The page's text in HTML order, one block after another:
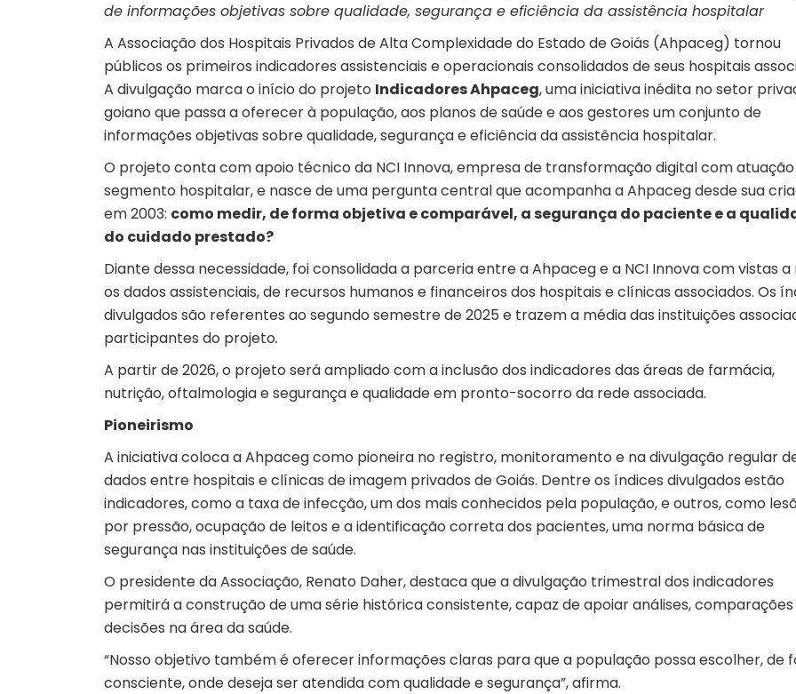
de informações objetivas sobre qualidade, segurança e eficiência da assistência hospitalar
A Associação dos Hospitais Privados de Alta Complexidade do Estado de Goiás (Ahpaceg) tornou
públicos os primeiros indicadores assistenciais e operacionais consolidados de seus hospitais
A divulgação marca o início do projeto Indicadores Ahpaceg, uma iniciativa inédita no setor
goiano que passa a oferecer à população, aos planos de saúde e aos gestores um conjunto de
informações objetivas sobre qualidade, segurança e eficiência da assistência hospitalar.
O projeto conta com apoio técnico da NCI Innova, empresa de transformação digital com
segmento hospitalar, e nasce de uma pergunta central que acompanha a Ahpaceg desde sua
em 2003: como medir, de forma objetiva e comparável, a segurança do paciente e a
do cuidado prestado?
Diante dessa necessidade, foi consolidada a parceria entre a Ahpaceg e a NCI Innova com vistas a
os dados assistenciais, de recursos humanos e financeiros dos hospitais e clínicas associados. Os
divulgados são referentes ao segundo semestre de 2025 e trazem a média das instituições
participantes do projeto.
A partir de 2026, o projeto será ampliado com a inclusão dos indicadores das áreas de farmácia,
nutrição, oftalmologia e segurança e qualidade em pronto-socorro da rede associada.
Pioneirismo
A iniciativa coloca a Ahpaceg como pioneira no registro, monitoramento e na divulgação regular
dados entre hospitais e clínicas de imagem privados de Goiás. Dentre os índices divulgados estão
indicadores, como a taxa de infecção, um dos mais conhecidos pela população, e outros, como
por pressão, ocupação de leitos e a identificação correta dos pacientes, uma norma básica de
segurança nas instituições de saúde.
O presidente da Associação, Renato Daher, destaca que a divulgação trimestral dos indicadores
permitirá a construção de uma série histórica consistente, capaz de apoiar análises,
decisões na área da saúde.
“Nosso objetivo também é oferecer informações claras para que a população possa escolher, de
consciente, onde deseja ser atendida com qualidade e segurança”, afirma.